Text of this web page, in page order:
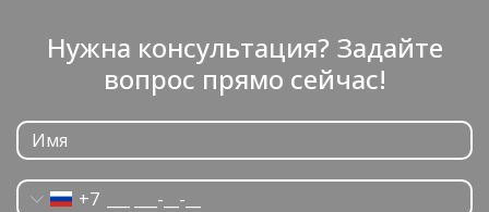
Нужна консультация? Задайте
вопрос прямо сейчас!
+7